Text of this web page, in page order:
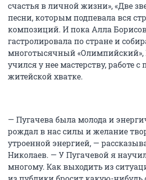
счастья в личной жизни», «Две
песни, которым подпевала вся
композиций. И пока Алла
гастролировала по стране и
многотысячный «Олимпийский»,
учился у нее мастерству, работе
житейской хватке.
— Пугачева была молода и
рождал в нас силы и желание
утроенной энергией, —
Николаев. — У Пугачевой я
многому. Как выходить из